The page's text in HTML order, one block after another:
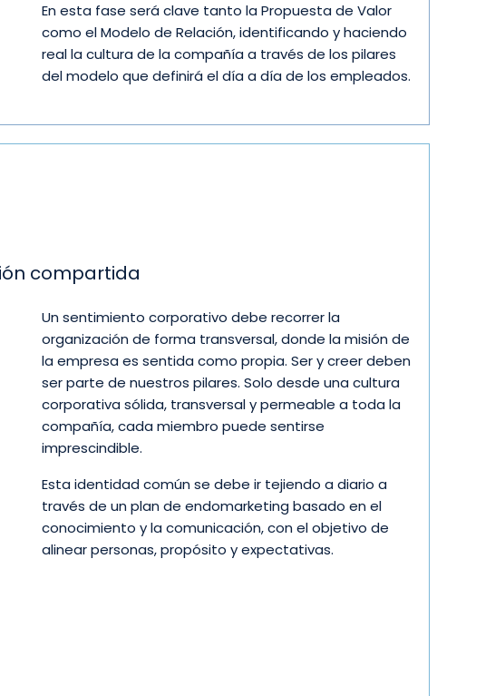
En esta fase será clave tanto la Propuesta de Valor
como el Modelo de Relación, identificando y haciendo
real la cultura de la compañía a través de los pilares
del modelo que definirá el día a día de los empleados.
compartida
Un sentimiento corporativo debe recorrer la
organización de forma transversal, donde la misión de
la empresa es sentida como propia. Ser y creer deben
ser parte de nuestros pilares. Solo desde una cultura
corporativa sólida, transversal y permeable a toda la
compañía, cada miembro puede sentirse
imprescindible.
Esta identidad común se debe ir tejiendo a diario a
través de un plan de endomarketing basado en el
conocimiento y la comunicación, con el objetivo de
alinear personas, propósito y expectativas.